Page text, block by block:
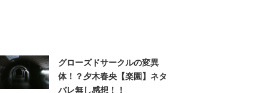
グローズドサークルの変異
体！？夕木春央【楽園】ネタ
バレ無し感想！！